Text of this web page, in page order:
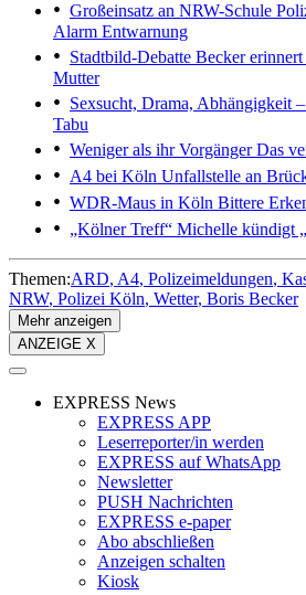
Großeinsatz an NRW-Schule
Alarm Entwarnung
Stadtbild-Debatte Becker
Mutter
Sexsucht, Drama, Abhängigkeit
Tabu
Weniger als ihr VorgängerDas
A4 bei Köln Unfallstelle an
WDR-Maus in Köln Bittere
„Kölner Treff“ Michelle kündigt
Themen:ARD A4 Polizeimeldungen
NRW Polizei Köln Wetter Boris Becker
Mehr anzeigen
ANZEIGE X
EXPRESS News
EXPRESS APP
Leserreporter/in werden
EXPRESS auf WhatsApp
Newsletter
PUSH Nachrichten
EXPRESS e-paper
Abo abschließen
Anzeigen schalten
Kiosk